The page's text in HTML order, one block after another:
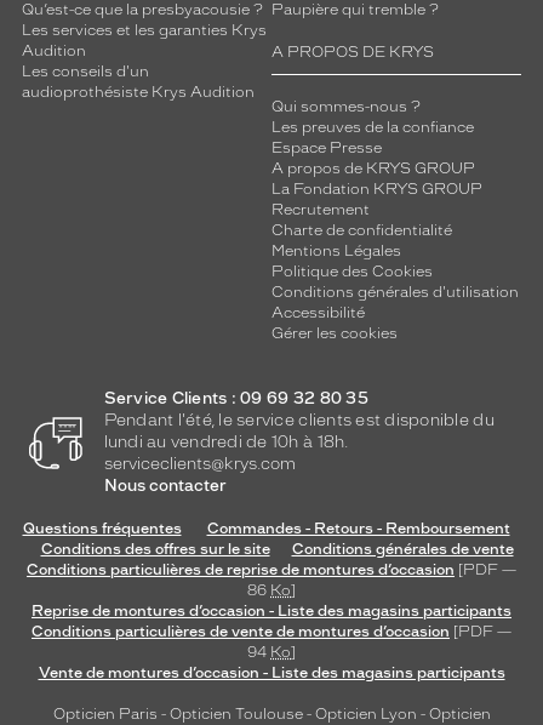
Qu’est-ce que la presbyacousie ?
Les services et les garanties Krys
Audition
Les conseils d'un
audioprothésiste Krys Audition
Paupière qui tremble ?
A PROPOS DE KRYS
Qui sommes-nous ?
Les preuves de la confiance
Espace Presse
A propos de KRYS GROUP
La Fondation KRYS GROUP
Recrutement
Charte de confidentialité
Mentions Légales
Politique des Cookies
Conditions générales d'utilisation
Accessibilité
Gérer les cookies
Service Clients : 09 69 32 80 35
Pendant l'été, le service clients est disponible du
lundi au vendredi de 10h à 18h.
serviceclients@krys.com
Nous contacter
Questions fréquentes
Commandes - Retours - Remboursement
Conditions des offres sur le site
Conditions générales de vente
Conditions particulières de reprise de montures d’occasion [PDF —
86 Ko]
Reprise de montures d’occasion - Liste des magasins participants
Conditions particulières de vente de montures d’occasion [PDF —
94 Ko]
Vente de montures d’occasion - Liste des magasins participants
Opticien Paris - Opticien Toulouse- Opticien Lyon - Opticien